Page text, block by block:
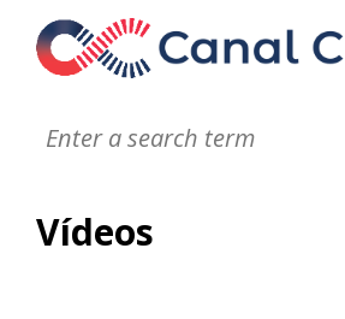
Notáveis
Infográficos
Vídeos